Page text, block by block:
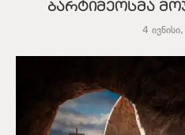
ბარტიმეოსმა
4